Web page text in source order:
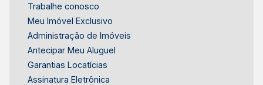
Trabalhe conosco
Meu Imóvel Exclusivo
Administração de Imóveis
Antecipar Meu Aluguel
Garantias Locatícias
Assinatura Eletrônica